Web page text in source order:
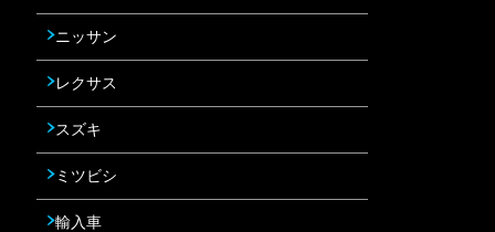
ニッサン
レクサス
スズキ
ミツビシ
輸入車